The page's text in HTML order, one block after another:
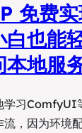
免费
白也能
本地服
学习ComfyUI
流，因为环境